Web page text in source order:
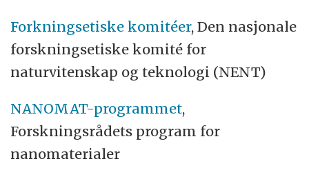
Forkningsetiske komitéer, Den nasjonale
forskningsetiske komité for
naturvitenskap og teknologi (NENT)
NANOMAT-programmet,
Forskningsrådets program for
nanomaterialer